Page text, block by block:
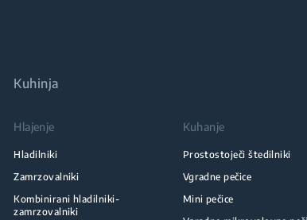
Kuhinja
Hlajenje
Hladilniki
Zamrzovalniki
Kombinirani hladilniki-
zamrzovalniki
Kuhanje
Prostostoječi štedilniki
Vgradne pečice
Mini pečice